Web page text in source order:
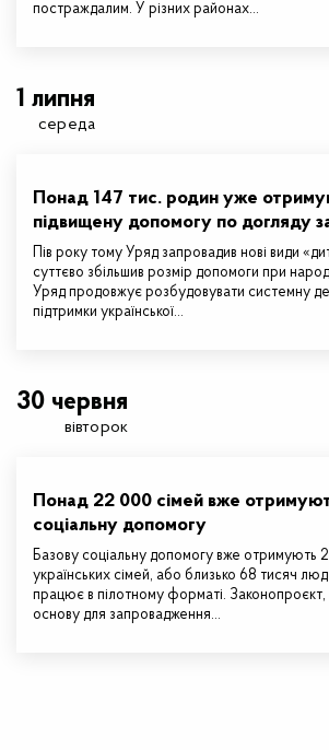
постраждалим. У різних районах…
1 липня
середа
Понад 147 тис. родин уже
підвищену допомогу по догляду
Пів року тому Уряд запровадив нові види
суттєво збільшив розмір допомоги при
Уряд продовжує розбудовувати системну
підтримки української…
30 червня
вівторок
Понад 22 000 сімей вже
соціальну допомогу
Базову соціальну допомогу вже отримують
українських сімей, або близько 68 тисяч
працює в пілотному форматі. Законопроєкт,
основу для запровадження…